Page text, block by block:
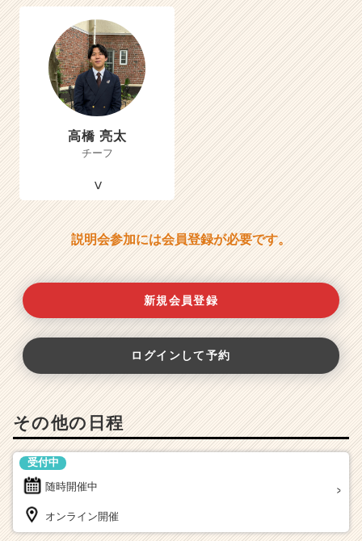
高橋 亮太
チーフ
説明会参加には会員登録が必要です。
新規会員登録
ログインして予約
その他の日程
随時開催中
受付中
オンライン開催